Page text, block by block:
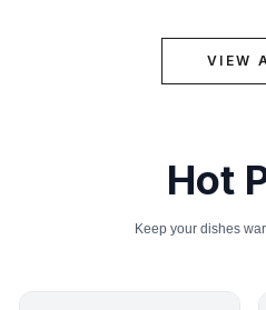
VIEW
Hot
Keep your dishes